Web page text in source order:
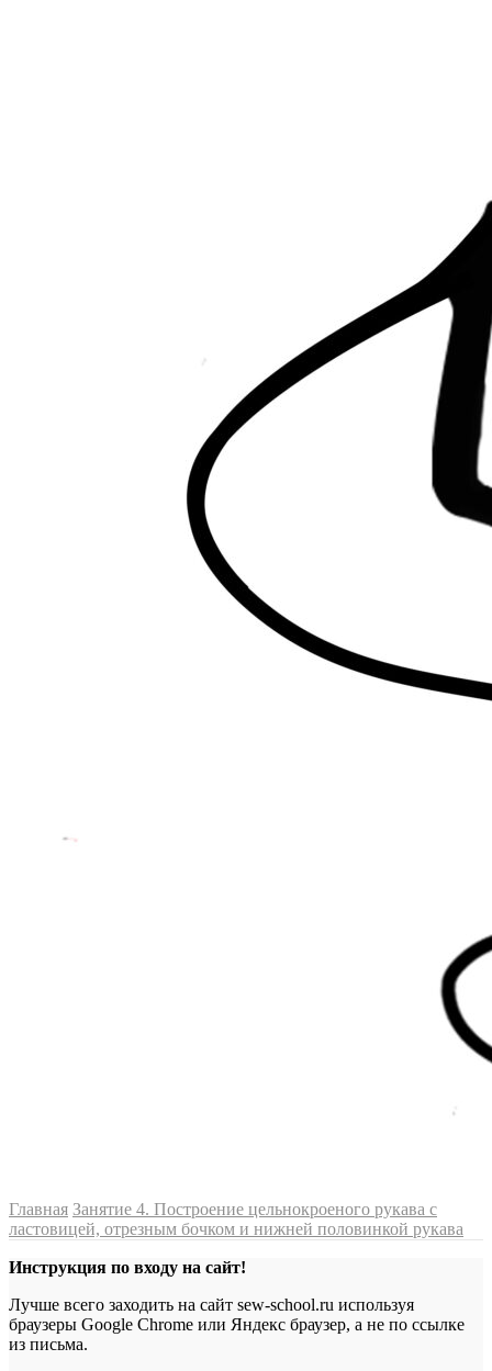
Главная Занятие 4. Построение цельнокроеного рукава с
ластовицей, отрезным бочком и нижней половинкой рукава
Инструкция по входу на сайт!
Лучше всего заходить на сайт sew-school.ru используя
браузеры Google Chrome или Яндекс браузер, а не по ссылке
из письма.